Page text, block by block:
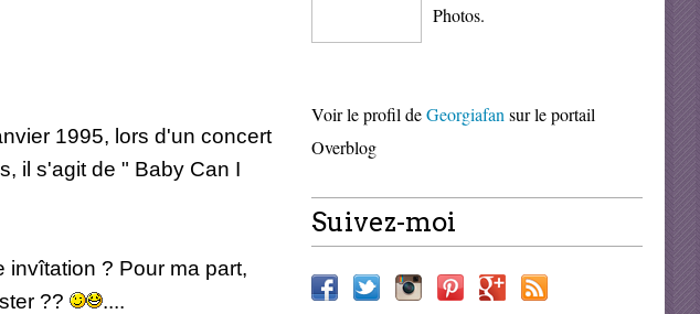
1995, lors d'un concert
il s'agit de " Baby Can I
? Pour ma part,
??
....
Photos.
Voir le profil deGeorgiafan sur le portail
Overblog
Suivez-moi